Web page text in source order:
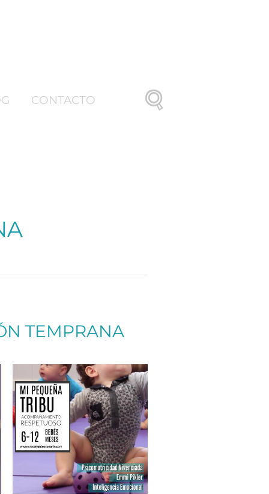
CONTACTO
TEMPRANA
Más info